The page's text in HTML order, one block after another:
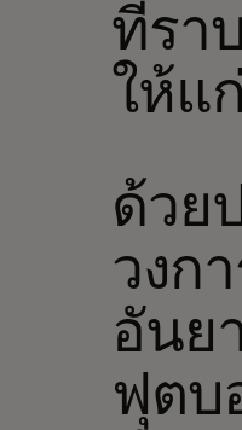
ที่รา
ให้แ
ด้วย
วงก
อันย
ฟุตบ